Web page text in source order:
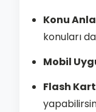
Konu
konuları
Mobil
Flash